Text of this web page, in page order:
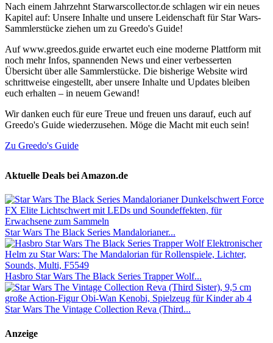
Nach einem Jahrzehnt Starwarscollector.de schlagen wir ein neues
Kapitel auf: Unsere Inhalte und unsere Leidenschaft für Star Wars-
Sammlerstücke ziehen um zu Greedo's Guide!
Auf www.greedos.guide erwartet euch eine moderne Plattform mit
noch mehr Infos, spannenden News und einer verbesserten
Übersicht über alle Sammlerstücke. Die bisherige Website wird
schrittweise eingestellt, aber unsere Inhalte und Updates bleiben
euch erhalten – in neuem Gewand!
Wir danken euch für eure Treue und freuen uns darauf, euch auf
Greedo's Guide wiederzusehen. Möge die Macht mit euch sein!
Zu Greedo's Guide
Aktuelle Deals bei Amazon.de
Star Wars The Black Series Mandalorianer...
Hasbro Star Wars The Black Series Trapper Wolf...
Star Wars The Vintage Collection Reva (Third...
Anzeige